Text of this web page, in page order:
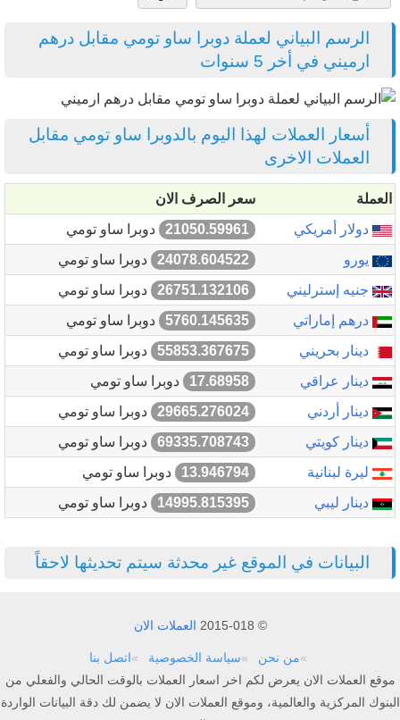
الرسم البياني لعملة دوبرا ساو تومي مقابل درهم
ارميني في أخر 5 سنوات
أسعار العملات لهذا اليوم بالدوبرا ساو تومي مقابل
العملات الاخرى
العملة
سعر الصرف الان
دولار أمريكي
21050.59961
دوبرا ساو تومي
يورو
24078.604522
دوبرا ساو تومي
جنيه إسترليني
26751.132106
دوبرا ساو تومي
درهم إماراتي
5760.145635
دوبرا ساو تومي
دينار بحريني
55853.367675
دوبرا ساو تومي
دينار عراقي
17.68958
دوبرا ساو تومي
دينار أردني
29665.276024
دوبرا ساو تومي
دينار كويتي
69335.708743
دوبرا ساو تومي
ليرة لبنانية
13.946794
دوبرا ساو تومي
دينار ليبي
14995.815395 دوبرا ساو تومي
البيانات في الموقع غير محدثة سيتم تحديثها لاحقاً
© 2015-018 العملات الان
من نحن سياسة الخصوصية
اتصل بنا
موقع العملات الان يعرض لكم اخر اسعار العملات بالوقت الحالي والفعلي من
البنوك المركزية والعالمية، وموقع العملات الان لا يضمن لك دقة البيانات الواردة